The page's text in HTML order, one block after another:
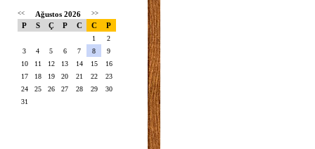
<< Ağustos 2026 >>
P S Ç P C C P
1
2
3
4 5 6 7 8
9
10
11 12 13 14 15
16
17
18 19 20 21 22
23
24
25 26 27 28 29
30
31